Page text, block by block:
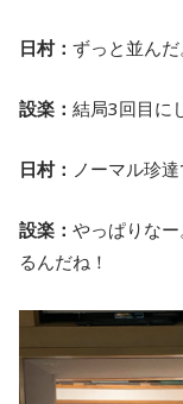
日村： ずっと並んだ
設楽： 結局3回目に
日村： ノーマル珍達
設楽： やっぱりな
るんだね！